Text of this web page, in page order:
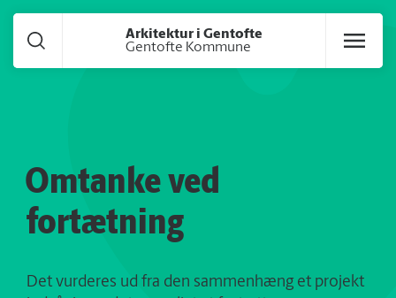
Arkitektur i Gentofte
Gentofte Kommune
Omtanke ved
fortætning
Det vurderes ud fra den sammenhæng et projekt